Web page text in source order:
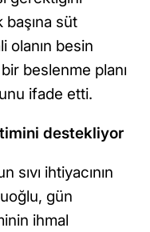
süt
olanın besin
beslenme planı
ifade etti.
destekliyor
ihtiyacının
gün
ihmal